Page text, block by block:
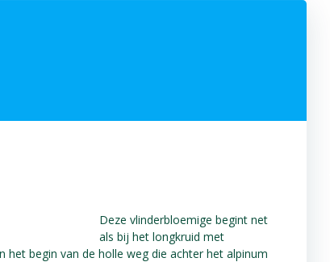
Deze vlinderbloemige begint net
als bij het longkruid met
het begin van de holle weg die achter het alpinum